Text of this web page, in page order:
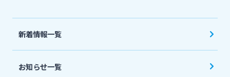
株主・投資家の皆さま
新着情報一覧
お知らせ一覧